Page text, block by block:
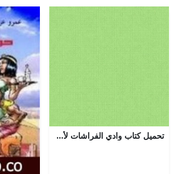
تحميل كتاب وادي الفراشات لأزهر جرجيس بصيغة PDF مجانا